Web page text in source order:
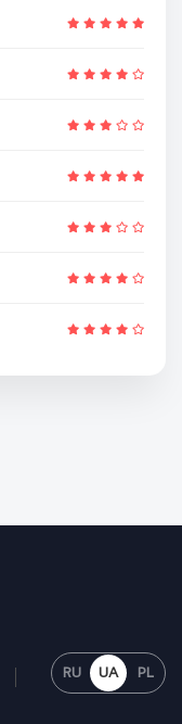
RU UA PL